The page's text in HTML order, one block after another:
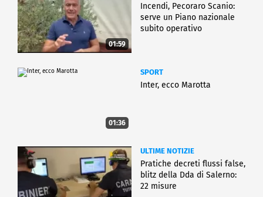
01:59
Incendi, Pecoraro Scanio:
serve un Piano nazionale
subito operativo
01:36
SPORT
Inter, ecco Marotta
ULTIME NOTIZIE
Pratiche decreti flussi false,
blitz della Dda di Salerno:
22 misure